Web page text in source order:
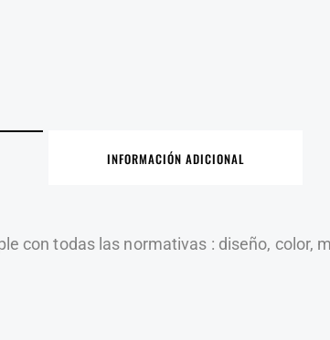
INFORMACIÓN ADICIONAL
con todas las normativas : diseño,